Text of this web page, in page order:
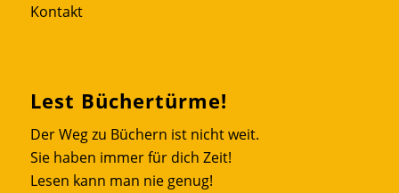
Kontakt
Lest Büchertürme!
Der Weg zu Büchern ist nicht weit.
Sie haben immer für dich Zeit!
Lesen kann man nie genug!